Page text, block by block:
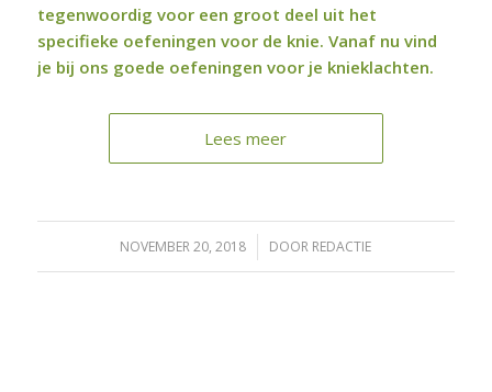
tegenwoordig voor een groot deel uit het
specifieke oefeningen voor de knie. Vanaf nu vind
je bij ons goede oefeningen voor je knieklachten.
Lees meer
NOVEMBER 20, 2018
/ DOOR REDACTIE